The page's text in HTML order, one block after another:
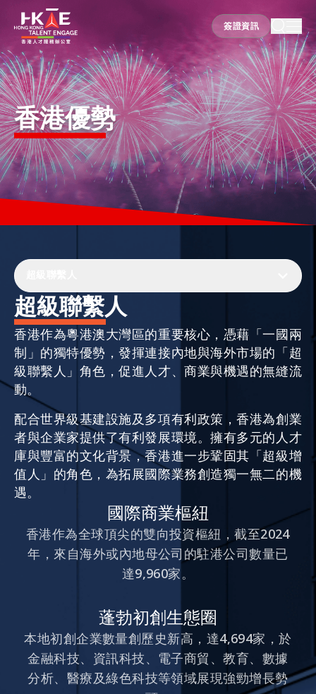
簽證資訊
簽證資訊
香港優勢
居港須知
人才支援
就業資訊
在港營商
活動情報
最新消息
關於我們
常見問題
聯絡我們
EN 繁 简
香港優勢
超級聯繫人
香港作為粵港澳大灣區的重要核心，憑藉「一國兩
制」的獨特優勢，發揮連接內地與海外市場的「超
級聯繫人」角色，促進人才、商業與機遇的無縫流
動。
配合世界級基建設施及多項有利政策，香港為創業
者與企業家提供了有利發展環境。擁有多元的人才
庫與豐富的文化背景，香港進一步鞏固其「超級增
值人」的角色，為拓展國際業務創造獨一無二的機
遇。
國際商業樞紐
香港作為全球頂尖的雙向投資樞紐，截至2024
年，來自海外或內地母公司的駐港公司數量已
達9,960家。
蓬勃初創生態圈
本地初創企業數量創歷史新高，達4,694家，於
金融科技、資訊科技、電子商貿、教育、數據
分析、醫療及綠色科技等領域展現強勁增長勢